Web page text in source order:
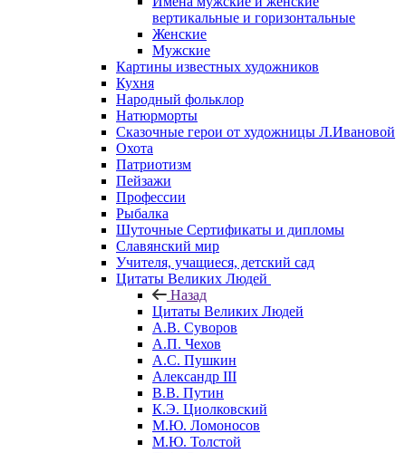
вертикальные и горизонтальные
Женские
Мужские
Картины известных художников
Кухня
Народный фольклор
Натюрморты
Сказочные герои от художницы Л.Ивановой
Охота
Патриотизм
Пейзажи
Профессии
Рыбалка
Шуточные Сертификаты и дипломы
Славянский мир
Учителя, учащиеся, детский сад
Цитаты Великих Людей
Назад
Цитаты Великих Людей
А.В. Суворов
А.П. Чехов
А.С. Пушкин
Александр III
В.В. Путин
К.Э. Циолковский
М.Ю. Ломоносов
М.Ю. Толстой